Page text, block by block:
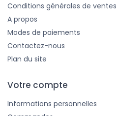
Conditions générales de ventes
A propos
Modes de paiements
Contactez-nous
Plan du site
Votre compte
Informations personnelles